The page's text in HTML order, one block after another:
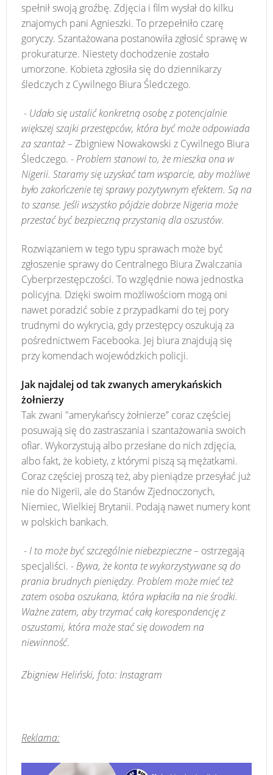
spełnił swoją groźbę. Zdjęcia i film wysłał do kilku
znajomych pani Agnieszki. To przepełniło czarę
goryczy. Szantażowana postanowiła zgłosić sprawę w
prokuraturze. Niestety dochodzenie zostało
umorzone. Kobieta zgłosiła się do dziennikarzy
śledczych z Cywilnego Biura Śledczego.
- Udało się ustalić konkretną osobę z potencjalnie
większej szajki przestępców, która być może odpowiada
za szantaż– Zbigniew Nowakowski z Cywilnego Biura
Śledczego. - Problem stanowi to, że mieszka ona w
Nigerii. Staramy się uzyskać tam wsparcie, aby możliwe
było zakończenie tej sprawy pozytywnym efektem. Są na
to szanse. Jeśli wszystko pójdzie dobrze Nigeria może
przestać być bezpieczną przystanią dla oszustów.
Rozwiązaniem w tego typu sprawach może być
zgłoszenie sprawy do Centralnego Biura Zwalczania
Cyberprzestępczości. To względnie nowa jednostka
policyjna. Dzięki swoim możliwościom mogą oni
nawet poradzić sobie z przypadkami do tej pory
trudnymi do wykrycia, gdy przestępcy oszukują za
pośrednictwem Facebooka. Jej biura znajdują się
przy komendach wojewódzkich policji.
Jak najdalej od tak zwanych amerykańskich
żołnierzy
Tak zwani "amerykańscy żołnierze” coraz częściej
posuwają się do zastraszania i szantażowania swoich
ofiar. Wykorzystują albo przesłane do nich zdjęcia,
albo fakt, że kobiety, z którymi piszą są mężatkami.
Coraz częściej proszą też, aby pieniądze przesyłać już
nie do Nigerii, ale do Stanów Zjednoczonych,
Niemiec, Wielkiej Brytanii. Podają nawet numery kont
w polskich bankach.
- I to może być szczególnie niebezpieczne– ostrzegają
specjaliści. - Bywa, że konta te wykorzystywane są do
prania brudnych pieniędzy. Problem może mieć też
zatem osoba oszukana, która wpłaciła na nie środki.
Ważne zatem, aby trzymać całą korespondencję z
oszustami, która może stać się dowodem na
niewinność.
Zbigniew Heliński, foto: Instagram
Reklama: